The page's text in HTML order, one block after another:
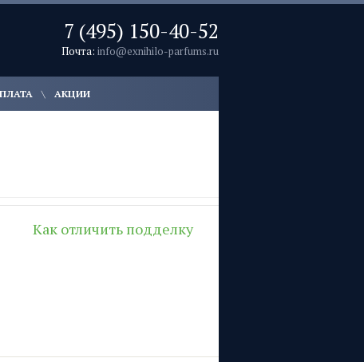
7 (495) 150-40-52
Почта: info@exnihilo-parfums.ru
АКЦИИ
Как отличить подделку